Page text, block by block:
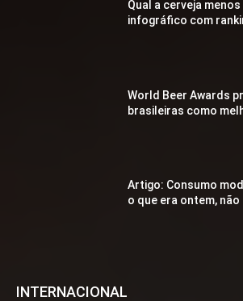
Qual a cerveja
infográfico com
World Beer Awards
brasileiras como
Artigo: Consumo
o que era ontem, não
INTERNACIONAL